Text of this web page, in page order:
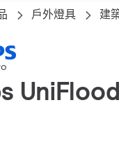
戶外燈具 建